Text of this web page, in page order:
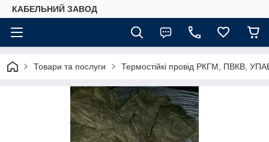
КАБЕЛЬНИЙ ЗАВОД
Товари та послуги Термостійкі провід РКГМ, ПВКВ,